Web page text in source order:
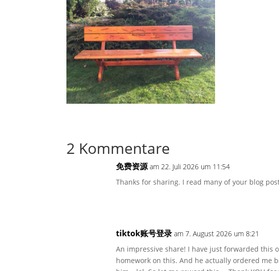
2 Kommentare
免费资源 am 22. Juli 2026 um 11:54
Thanks for sharing. I read many of your blog
tiktok账号登录 am 7. August 2026 um 8:21
An impressive share! I have just forwarded this
homework on this. And he actually ordered me